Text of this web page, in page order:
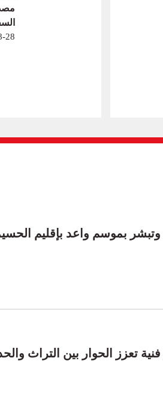
28
وتبشر بموسم واعد بإقليم
تعزز الحوار بين التراث